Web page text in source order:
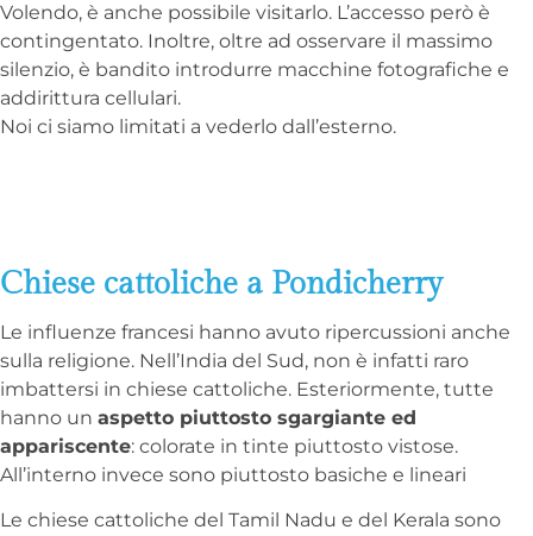
Volendo, è anche possibile visitarlo. L’accesso però è
contingentato. Inoltre, oltre ad osservare il massimo
silenzio, è bandito introdurre macchine fotografiche e
addirittura cellulari.
Noi ci siamo limitati a vederlo dall’esterno.
Chiese cattoliche a Pondicherry
Le influenze francesi hanno avuto ripercussioni anche
sulla religione. Nell’India del Sud, non è infatti raro
imbattersi in chiese cattoliche. Esteriormente, tutte
hanno un aspetto piuttosto sgargiante ed
appariscente: colorate in tinte piuttosto vistose.
All’interno invece sono piuttosto basiche e lineari
Le chiese cattoliche del Tamil Nadu e del Kerala sono